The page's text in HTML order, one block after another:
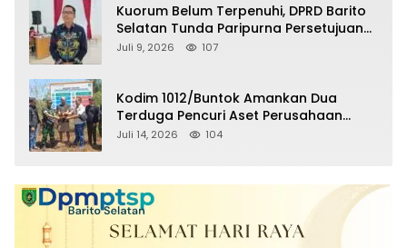
Kuorum Belum Terpenuhi, DPRD Barito
Selatan Tunda Paripurna Persetujuan
Raperda Pertanggungjawaban APBD
Juli 9, 2026 107
Kodim 1012/Buntok Amankan Dua
Terduga Pencuri Aset Perusahaan
Sitaan Satgas PKH, Satu Paket Diduga
Juli 14, 2026 104